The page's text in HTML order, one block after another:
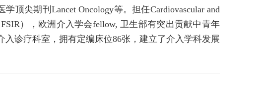
顶尖期刊Lancet Oncology等。担任Cardiovascular and
），欧洲介入学会fellow, 卫生部有突出贡献中青年
诊疗科室，拥有定编床位86张，建立了介入学科发展